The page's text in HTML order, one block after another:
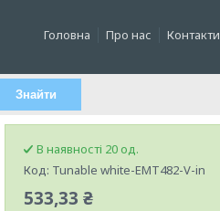
Головна Про нас Контакти
Знайти
В наявності 20 од.
Код: Tunable white-EMT482-V-in
533,33 ₴